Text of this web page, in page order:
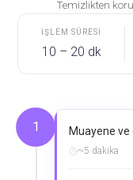
Temizlikten
İŞLEM SÜRESI
10 – 20 dk
1 Muayene
~5 dakika